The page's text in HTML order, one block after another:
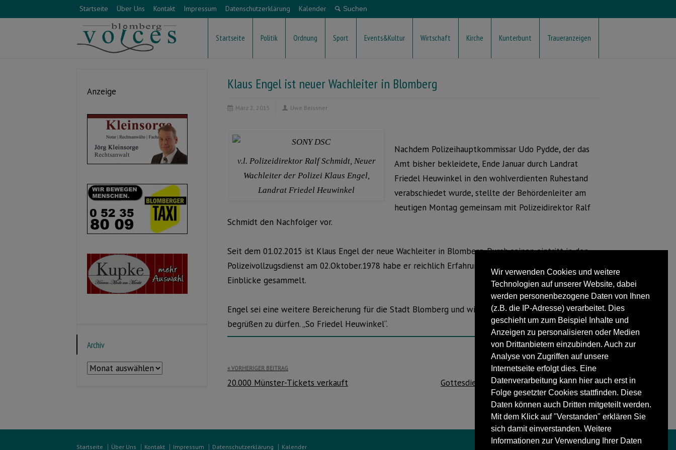
Wir verwenden Cookies und weitere
Technologien auf unserer Website, dabei
werden personenbezogene Daten von Ihnen
(z.B. die IP-Adresse) verarbeitet. Dies
geschieht um zum Beispiel Inhalte und
Anzeigen zu personalisieren oder Medien
von Drittanbietern einzubinden. Auch zur
Analyse von Zugriffen auf unsere
Internetseite erfolgt dies. Eine
Datenverarbeitung kann hier auch erst in
Folge gesetzter Cookies stattfinden. Diese
Daten können auch Dritten mitgeteilt werden.
Mit dem Klick auf "Verstanden" erklären Sie
sich damit einverstanden. Weitere
Informationen zur Verwendung Ihrer Daten
Startseite Über Uns Kontakt Impressum Datenschutzerklärung Kalender
Startseite Politik Ordnung Sport Events&Kultur Wirtschaft Kirche Kunterbunt Traueranzeigen
Klaus Engel ist neuer Wachleiter in Blomberg
März 2, 2015 Uwe Beissner
v.l. Polizeidirektor Ralf Schmidt, Neuer
Wachleiter der Polizei Klaus Engel,
Landrat Friedel Heuwinkel
Nachdem Polizeihauptkommissar Udo Pydde, der das
Amt bisher bekleidete, Ende Januar durch Landrat
Friedel Heuwinkel in den wohlverdienten Ruhestand
verabschiedet wurde, stellte der Behördenleiter am
heutigen Montag gemeinsam mit Polizeidirektor Ralf
Schmidt den Nachfolger vor.
Seit dem 01.02.2015 ist Klaus Engel der neue Wachleiter in Blomberg. Durch seinen eintritt in den
Polizeivollzugsdienst am 02.Oktober.1978 habe er reichlich Erfahrung und bemerkenswerte
Einblicke gesammelt.
Engel sei eine weitere Bereicherung für die Stadt Blomberg und wir freuen uns, ihn als Wachleiter
begrüßen zu dürfen. „So Friedel Heuwinkel“.
Beitragsnavigation
VORHERIGER BEITRAG
20.000 Münster-Tickets verkauft
NÄCHSTER BEITRAG
Gottesdienste zum Weltgebetstag in Lippe
Anzeige
Archiv
Archiv
Startseite Über Uns Kontakt Impressum Datenschutzerklärung Kalender